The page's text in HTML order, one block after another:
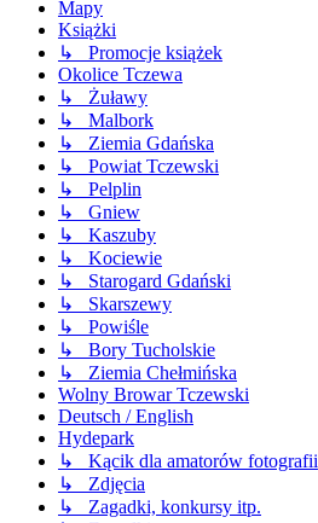
Mapy
Książki
↳ Promocje książek
Okolice Tczewa
↳ Żuławy
↳ Malbork
↳ Ziemia Gdańska
↳ Powiat Tczewski
↳ Pelplin
↳ Gniew
↳ Kaszuby
↳ Kociewie
↳ Starogard Gdański
↳ Skarszewy
↳ Powiśle
↳ Bory Tucholskie
↳ Ziemia Chełmińska
Wolny Browar Tczewski
Deutsch / English
Hydepark
↳ Kącik dla amatorów fotografii
↳ Zdjęcia
↳ Zagadki, konkursy itp.